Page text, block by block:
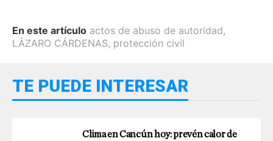
En este artículo actos de abuso de autoridad,
LÁZARO CÁRDENAS, protección civil
TE PUEDE INTERESAR
Clima en Cancún hoy: prevén calor de